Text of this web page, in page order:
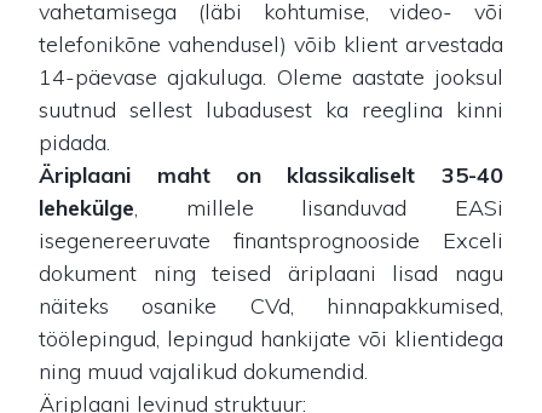
vahetamisega (läbi kohtumise, video- või
telefonikõne vahendusel) võib klient arvestada
14-päevase ajakuluga. Oleme aastate jooksul
suutnud sellest lubadusest ka reeglina kinni
pidada.
Äriplaani maht on klassikaliselt 35-40
lehekülge , millele lisanduvad EASi
isegenereeruvate finantsprognooside Exceli
dokument ning teised äriplaani lisad nagu
näiteks osanike CVd, hinnapakkumised,
töölepingud, lepingud hankijate või klientidega
ning muud vajalikud dokumendid.
Äriplaani levinud struktuur: